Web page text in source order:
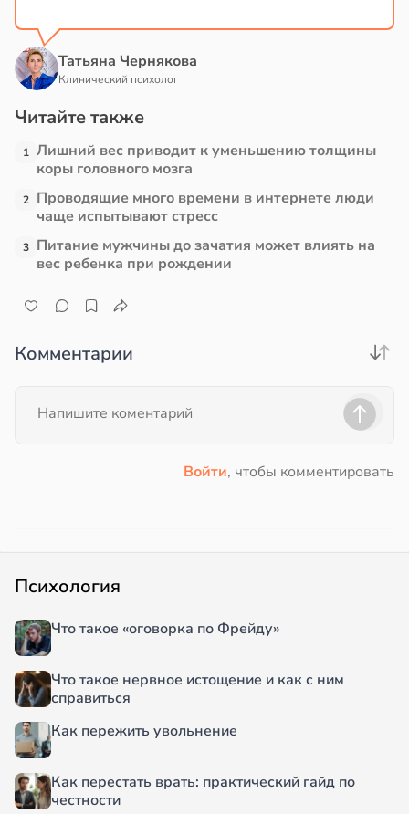
Татьяна Чернякова
Клинический психолог
Читайте также
1 Лишний вес приводит к уменьшению толщины
коры головного мозга
2 Проводящие много времени в интернете люди
чаще испытывают стресс
3 Питание мужчины до зачатия может влиять на
вес ребенка при рождении
Комментарии
Войти, чтобы комментировать
Психология
Что такое «оговорка по Фрейду»
Что такое нервное истощение и как с ним
справиться
Как пережить увольнение
Как перестать врать: практический гайд по
честности